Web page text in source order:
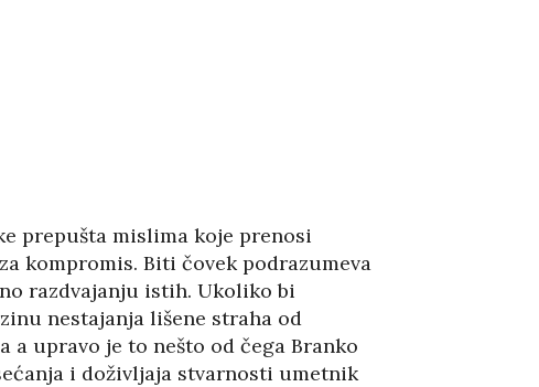
prepušta mislima koje prenosi
kompromis. Biti čovek podrazumeva
razdvajanju istih. Ukoliko bi
nestajanja lišene straha od
a upravo je to nešto od čega Branko
i doživljaja stvarnosti umetnik